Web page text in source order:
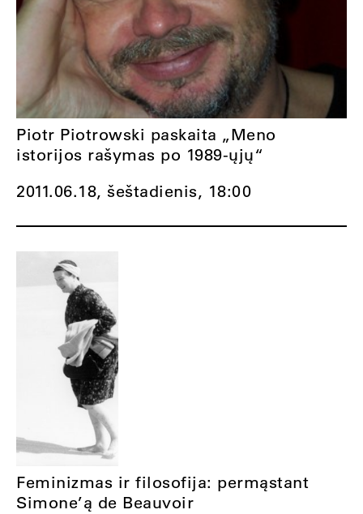
2011.06.18, šeštadienis, 18:00
Piotr Piotrowski paskaita „Meno
istorijos rašymas po 1989-ųjų“
Feminizmas ir filosofija: permąstant
Simone’ą de Beauvoir